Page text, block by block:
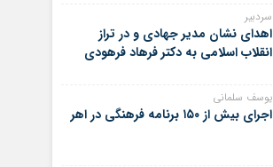
سردبیر
اهدای نشان مدیر جهادی و در تراز
انقلاب اسلامی به دکتر فرهاد فرهودی
یوسف سلمانی
اجرای بیش از ۱۵۰ برنامه فرهنگی در اهر